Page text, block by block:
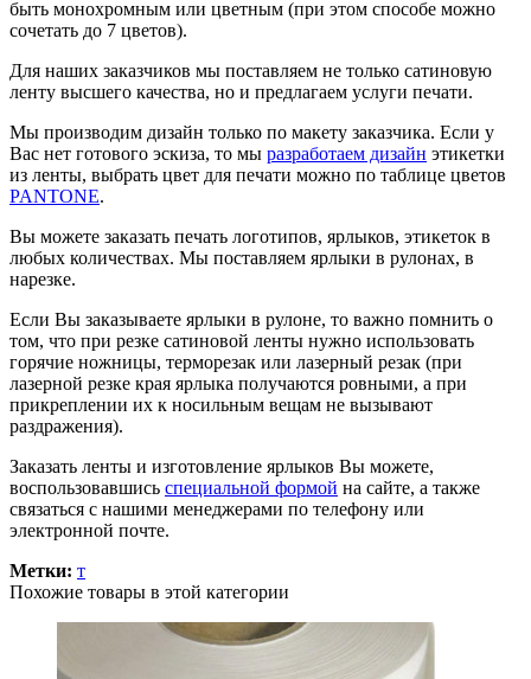
быть монохромным или цветным (при этом способе можно
сочетать до 7 цветов).
Для наших заказчиков мы поставляем не только сатиновую
ленту высшего качества, но и предлагаем услуги печати.
Мы производим дизайн только по макету заказчика. Если у
Вас нет готового эскиза, то мы разработаем дизайн этикетки
из ленты, выбрать цвет для печати можно по таблице цветов
PANTONE.
Вы можете заказать печать логотипов, ярлыков, этикеток в
любых количествах. Мы поставляем ярлыки в рулонах, в
нарезке.
Если Вы заказываете ярлыки в рулоне, то важно помнить о
том, что при резке сатиновой ленты нужно использовать
горячие ножницы, терморезак или лазерный резак (при
лазерной резке края ярлыка получаются ровными, а при
прикреплении их к носильным вещам не вызывают
раздражения).
Заказать ленты и изготовление ярлыков Вы можете,
воспользовавшись специальной формой на сайте, а также
связаться с нашими менеджерами по телефону или
электронной почте.
Метки: т
Похожие товары в этой категории